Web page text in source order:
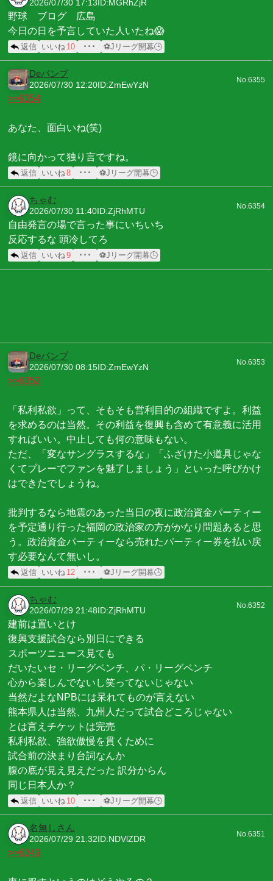
2026/07/30 17:13 ID:MGRhZjR
野球 ブログ 広島
今日の日を予言していた人いたね😱
返信 いいね 10 ･･･ ⚽Jリーグ開幕🕒
Deパンプ
2026/07/30 12:20 ID:ZmEwYzN
No.6355
>>6354
あなた、面白いね(笑)
鏡に向かって独り言ですね。
返信 いいね8 ･･･ ⚽Jリーグ開幕🕒
ちゃむ
2026/07/30 11:40 ID:ZjRhMTU
No.6354
自由発言の場で言った事にいちいち
反応するな 頭冷してろ
返信 いいね9 ･･･ ⚽Jリーグ開幕🕒
Deパンプ
2026/07/30 08:15 ID:ZmEwYzN
No.6353
>>6352
「私利私欲」って、そもそも営利目的の組織ですよ。利益
を求めるのは当然。その利益を復興も含めて有意義に活用
すればいい。中止しても何の意味もない。
ただ、「変なサングラスするな」「ふざけた小道具じゃな
くてプレーでファンを魅了しましょう」といった呼びかけ
はできたでしょうね。
批判するなら地震のあった当日の夜に政治資金パーティー
を予定通り行った福岡の政治家の方がかなり問題あると思
う。政治資金パーティーなら売れたパーティー券を払い戻
す必要なんて無いし。
返信 いいね 12 ･･･ ⚽Jリーグ開幕🕒
ちゃむ
2026/07/29 21:48 ID:ZjRhMTU
No.6352
建前は置いとけ
復興支援試合なら別日にできる
スポーツニュース見ても
だいたいセ・リーグベンチ、パ・リーグベンチ
心から楽しんでないし笑ってないじゃない
当然だよなNPBには呆れてものが言えない
熊本県人は当然、九州人だって試合どころじゃない
とは言えチケットは完売
私利私欲、強欲傲慢を貫くために
試合前の決まり台詞なんか
腹の底が見え見えだった 訳分からん
同じ日本人か？
返信 いいね 10 ･･･ ⚽Jリーグ開幕🕒
名無しさん
2026/07/29 21:32 ID:NDVlZDR
No.6351
>>6349